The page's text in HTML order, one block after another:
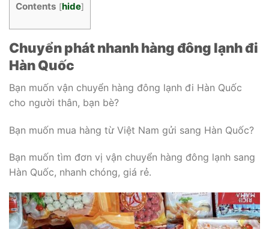
Contents [hide]
Chuyển phát nhanh hàng đông lạnh đi
Hàn Quốc
Bạn muốn vận chuyển hàng đông lạnh đi Hàn Quốc
cho người thân, bạn bè?
Bạn muốn mua hàng từ Việt Nam gửi sang Hàn Quốc?
Bạn muốn tìm đơn vị vận chuyển hàng đông lạnh sang
Hàn Quốc, nhanh chóng, giá rẻ.